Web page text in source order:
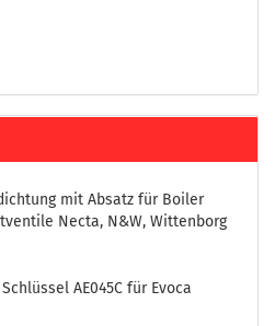
mit Absatz für Boiler
Necta, N&W, Wittenborg
AE045C für Evoca